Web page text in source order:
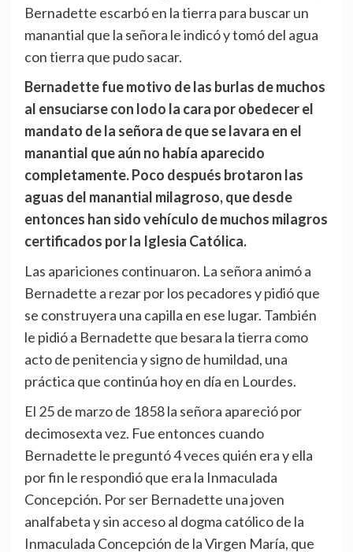
Bernadette escarbó en la tierra para buscar un
manantial que la señora le indicó y tomó del agua
con tierra que pudo sacar.
Bernadette fue motivo de las burlas de muchos
al ensuciarse con lodo la cara por obedecer el
mandato de la señora de que se lavara en el
manantial que aún no había aparecido
completamente. Poco después brotaron las
aguas del manantial milagroso, que desde
entonces han sido vehículo de muchos milagros
certificados por la Iglesia Católica.
Las apariciones continuaron. La señora animó a
Bernadette a rezar por los pecadores y pidió que
se construyera una capilla en ese lugar. También
le pidió a Bernadette que besara la tierra como
acto de penitencia y signo de humildad, una
práctica que continúa hoy en día en Lourdes.
El 25 de marzo de 1858 la señora apareció por
decimosexta vez. Fue entonces cuando
Bernadette le preguntó 4 veces quién era y ella
por fin le respondió que era la Inmaculada
Concepción. Por ser Bernadette una joven
analfabeta y sin acceso al dogma católico de la
Inmaculada Concepción de la Virgen María, que